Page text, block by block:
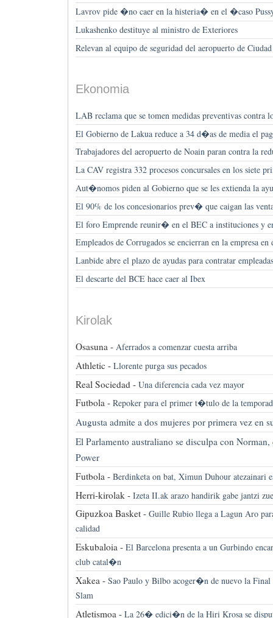
Lavrov pide �no caer en la histeria� en el �caso
Lukashenko destituye al ministro de Exteriores
Relevan al equipo de seguridad del aeropuerto de
Ekonomia
LAB reclama que se tomen medidas preventivas contra
El Gobierno de Lakua reduce a 34 d�as de media el
Trabajadores del aeropuerto de Noain paran contra la
La CAV registra 332 procesos concursales en los siete
Aut�nomos piden al Gobierno que se les extienda la
El 90% de los concesionarios prev� que caigan las
El foro Emprende reunir� en el BEC a instituciones y
Empleados de Corrugados se encierran en la empresa
Lanbide abre el plazo de ayudas para contratar
El descarte del BCE hace caer al Ibex
Kirolak
Osasuna - Aferrados a comenzar cuesta arriba
Athletic - Llorente purga sus pecados
Real Sociedad - Una diferencia cada vez mayor
Futbola - Repoker para el primer t�tulo de la
Augusta admite a dos mujeres por primera vez en
El Parlamento australiano se disculpa con
Power
Futbola - Berdinketa on bat, Ximun Duhour atezainari
Herri-kirolak - Izeta II.ak arazo handirik gabe jantzi
Gipuzkoa Basket - Guille Rubio llega a Lagun Aro
calidad
Eskubaloia - El Barcelona presenta a un Gurbindo
club catal�n
Xakea - Sao Paulo y Bilbo acoger�n de nuevo la Final
Slam
Atletismoa - La 26� edici�n de la Hiri Krosa se